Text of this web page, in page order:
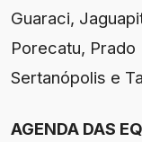
Guaraci,
Porecatu, Prado
Sertanópolis e
AGENDA DAS